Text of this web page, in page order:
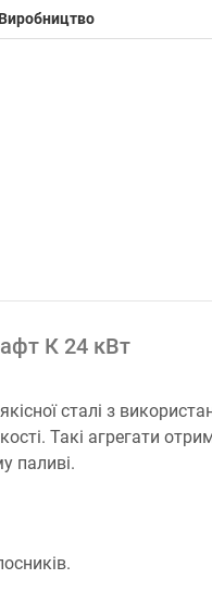
Виробництво
К 24 кВт
сталі з
Такі агрегати
паливі.